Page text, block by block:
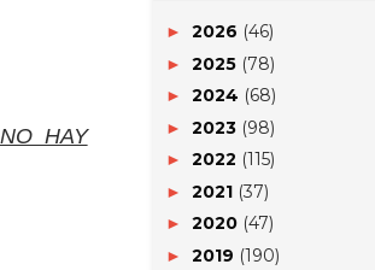
HAY
► 2026 (46)
► 2025 (78)
► 2024 (68)
► 2023 (98)
► 2022 (115)
► 2021 (37)
► 2020 (47)
► 2019 (190)